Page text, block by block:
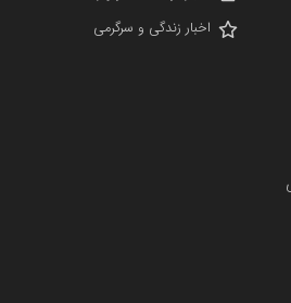
نهادهای مردمی
فولاد در کشور
اخبار زندگی و سرگرمی